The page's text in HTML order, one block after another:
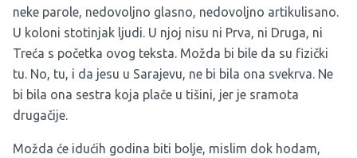
neke parole, nedovoljno glasno, nedovoljno artikulisano.
U koloni stotinjak ljudi. U njoj nisu ni Prva, ni Druga, ni
Treća s početka ovog teksta. Možda bi bile da su fizički
tu. No, tu, i da jesu u Sarajevu, ne bi bila ona svekrva. Ne
bi bila ona sestra koja plače u tišini, jer je sramota
drugačije.
Možda će idućih godina biti bolje, mislim dok hodam,